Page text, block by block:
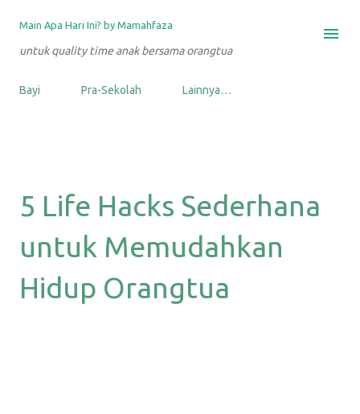
Langsung ke konten utama
Main Apa Hari Ini? by Mamahfaza
untuk quality time anak bersama orangtua
Bayi Pra-Sekolah Lainnya…
5 Life Hacks Sederhana
untuk Memudahkan
Hidup Orangtua